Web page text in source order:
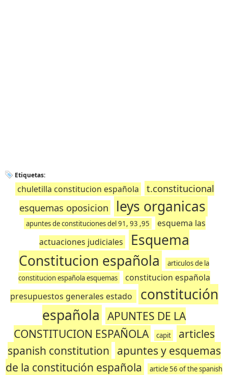
Etiquetas:
chuletilla constitucion española
t.constitucional
esquemas oposicion
leys organicas
apuntes de constituciones del 91, 93 ,95
esquema las
actuaciones judiciales
Esquema
Constitucion española
articulos de la
constitucion española esquemas
constitucion española
presupuestos generales estado
constitución
española APUNTES DE LA
CONSTITUCION ESPAÑOLA
capit
articles
spanish constitution apuntes y esquemas
de la constitución española
article 56 of the spanish